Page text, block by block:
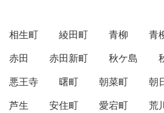
相生町 綾田町 青柳 青
赤田
赤田新町 秋ケ島
悪王寺
曙町 朝菜町 朝
芦生
安住町 愛宕町 荒